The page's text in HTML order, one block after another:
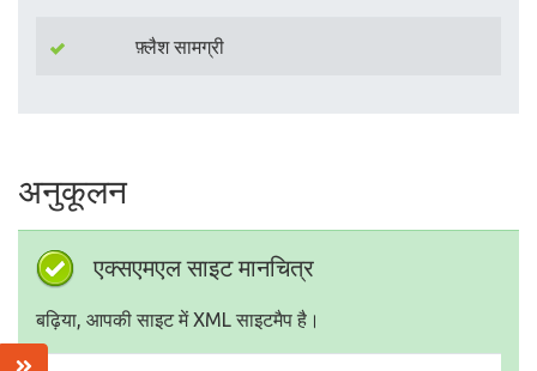
फ़्लैश सामग्री
अनुकूलन
एक्सएमएल साइट मानचित्र
बढ़िया, आपकी साइट में XML साइटमैप है।